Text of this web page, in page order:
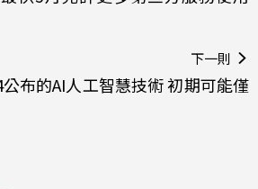
下一則
布的AI人工智慧技術 初期可能僅